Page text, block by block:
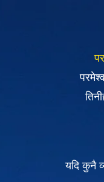
यदि कुनै